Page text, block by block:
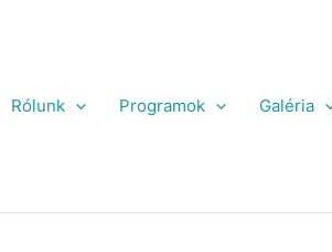
Rólunk Programok Galéria